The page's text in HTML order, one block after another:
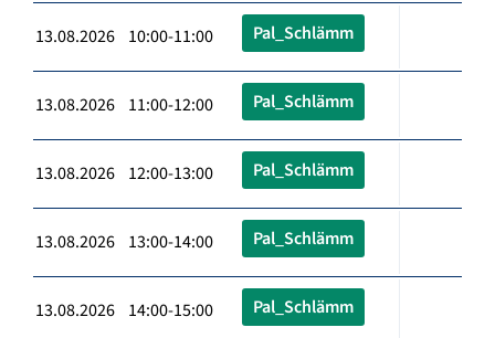
13.08.2026 10:00-11:00 Pal_Schlämm
13.08.2026 11:00-12:00 Pal_Schlämm
13.08.2026 12:00-13:00 Pal_Schlämm
13.08.2026 13:00-14:00 Pal_Schlämm
13.08.2026 14:00-15:00 Pal_Schlämm